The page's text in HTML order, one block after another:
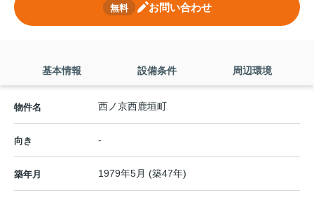
無料 お問い合わせ
基本情報 設備条件 周辺環境
物件名 西ノ京西鹿垣町
向き -
築年月 1979年5月 (築47年)